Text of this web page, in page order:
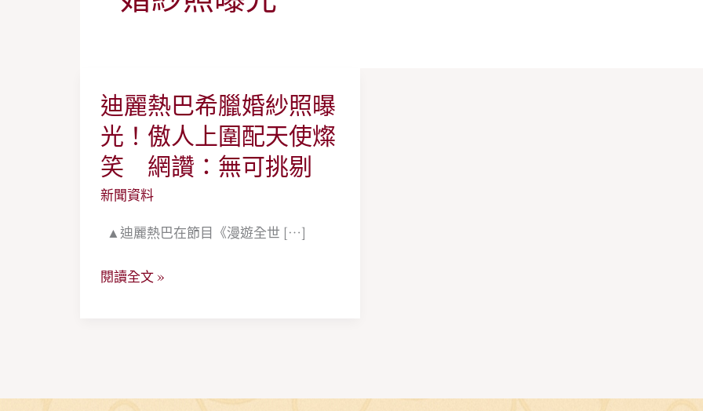
迪麗熱巴希臘婚紗照曝
光！傲人上圍配天使燦
笑 網讚：無可挑剔
新聞資料
▲迪麗熱巴在節目《漫遊全世 […]
迪
麗
熱
巴
希
紗
閱讀全文 »